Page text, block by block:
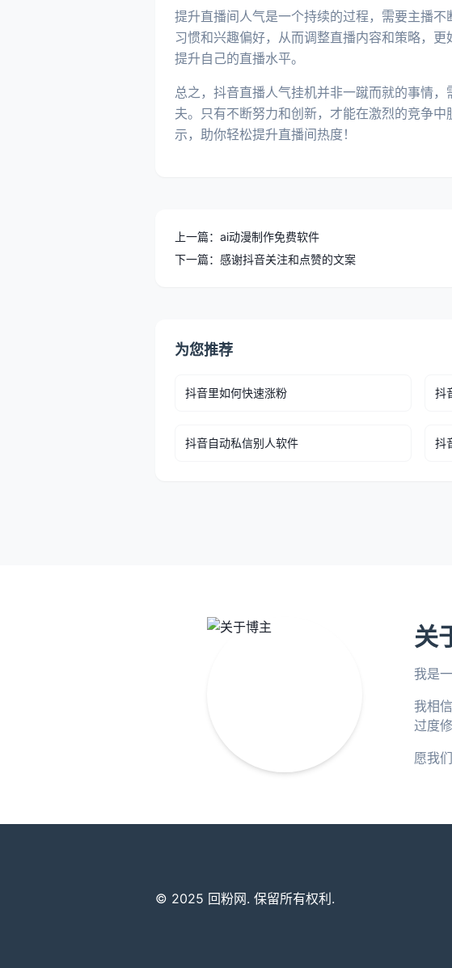
提升直播间人气是一个持续的过程，需要主播
习惯和兴趣偏好，从而调整直播内容和策略，
提升自己的直播水平。
总之，抖音直播人气挂机并非一蹴而就的事情
夫。只有不断努力和创新，才能在激烈的竞争
示，助你轻松提升直播间热度！
上一篇：ai动漫制作免费软件
下一篇：感谢抖音关注和点赞的文案
为您推荐
抖音里如何快速涨粉 抖
抖音自动私信别人软件 抖
关
我是
我相
过度
愿我
© 2025 回粉网. 保留所有权利.